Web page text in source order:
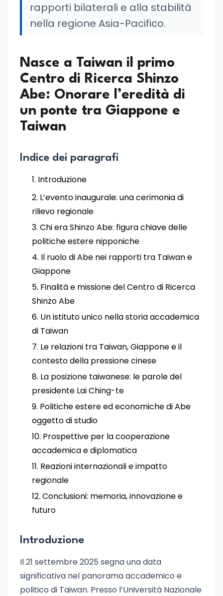
rapporti bilaterali e alla stabilità
nella regione Asia-Pacifico.
Nasce a Taiwan il primo
Centro di Ricerca Shinzo
Abe: Onorare l’eredità di
un ponte tra Giappone e
Taiwan
Indice dei paragrafi
Introduzione
L’evento inaugurale: una cerimonia di
rilievo regionale
Chi era Shinzo Abe: figura chiave delle
politiche estere nipponiche
Il ruolo di Abe nei rapporti tra Taiwan e
Giappone
Finalità e missione del Centro di Ricerca
Shinzo Abe
Un istituto unico nella storia accademica
di Taiwan
Le relazioni tra Taiwan, Giappone e il
contesto della pressione cinese
La posizione taiwanese: le parole del
presidente Lai Ching-te
Politiche estere ed economiche di Abe
oggetto di studio
Prospettive per la cooperazione
accademica e diplomatica
Reazioni internazionali e impatto
regionale
Conclusioni: memoria, innovazione e
futuro
Introduzione
Il 21 settembre 2025 segna una data
significativa nel panorama accademico e
politico di Taiwan. Presso l’Università Nazionale